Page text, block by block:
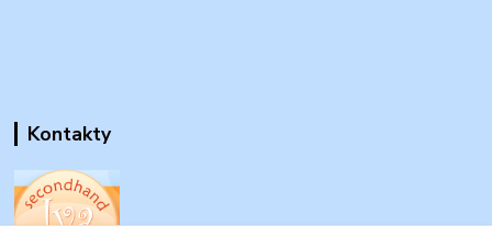
Kontakty